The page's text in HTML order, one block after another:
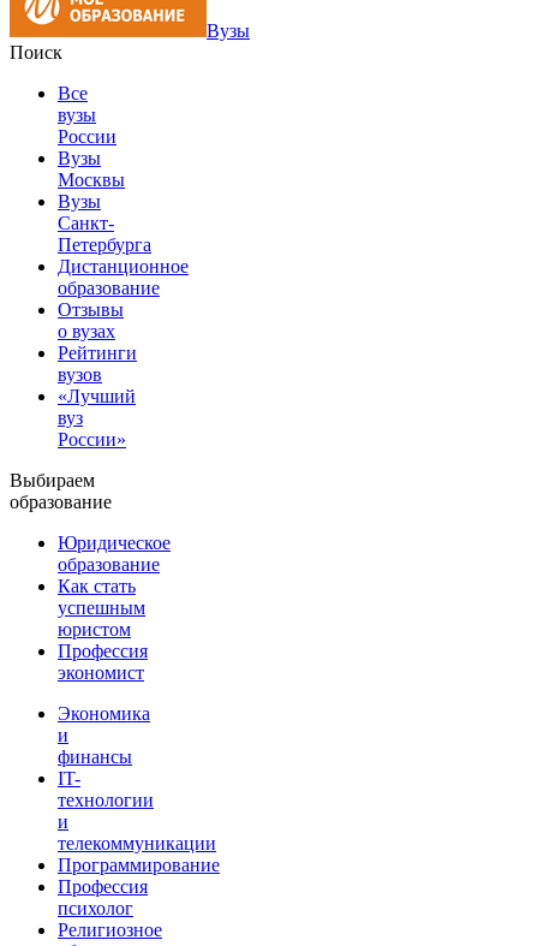
Вузы
Поиск
Все
вузы
России
Вузы
Москвы
Вузы
Санкт-
Петербурга
Дистанционное
образование
Отзывы
о вузах
Рейтинги
вузов
«Лучший
вуз
России»
Выбираем
образование
Юридическое
образование
Как стать
успешным
юристом
Профессия
экономист
Экономика
и
финансы
IT-
технологии
и
телекоммуникации
Программирование
Профессия
психолог
Религиозное